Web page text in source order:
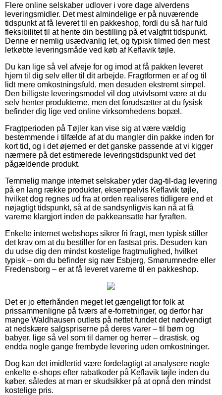
Flere online selskaber udlover i vore dage alverdens
leveringsmidler. Det mest almindelige er på nuværende
tidspunkt at få leveret til en pakkeshop, fordi du så har fuld
fleksibilitet til at hente din bestilling på et valgfrit tidspunkt.
Denne er nemlig usædvanlig let, og typisk tilmed den mest
letkøbte leveringsmåde ved køb af Keflavik tøjle.
Du kan lige så vel afveje for og imod at få pakken leveret
hjem til dig selv eller til dit arbejde. Fragtformen er af og til
lidt mere omkostningsfuld, men desuden ekstremt simpel.
Den billigste leveringsmodel vil dog utvivlsomt være at du
selv henter produkterne, men det forudsætter at du fysisk
befinder dig lige ved online virksomhedens bopæl.
Fragtperioden på Tøjler kan vise sig at være vældig
bestemmende i tilfælde af at du mangler din pakke inden for
kort tid, og i det øjemed er det ganske passende at vi kigger
nærmere på det estimerede leveringstidspunkt ved det
pågældende produkt.
Temmelig mange internet selskaber yder dag-til-dag levering
på en lang række produkter, eksempelvis Keflavik tøjle,
hvilket dog regnes ud fra at orden realiseres tidligere end et
nøjagtigt tidspunkt, så at de sandsynligvis kan nå at få
varerne klargjort inden de pakkeansatte har fyraften.
Enkelte internet webshops sikrer fri fragt, men typisk stiller
det krav om at du bestiller for en fastsat pris. Desuden kan
du udse dig den mindst kostelige fragtmulighed, hvilket
typisk – om du befinder sig nær Esbjerg, Smørumnedre eller
Fredensborg – er at få leveret varerne til en pakkeshop.
Det er jo efterhånden meget let gængeligt for folk at
prissammenligne på tværs af e-forretninger, og derfor har
mange Waldhausen outlets på nettet fundet det nødvendigt
at nedskære salgspriserne på deres varer – til børn og
babyer, lige så vel som til damer og herrer – drastisk, og
endda nogle gange frembyde levering uden omkostninger.
Dog kan det imidlertid være fordelagtigt at analysere nogle
enkelte e-shops efter rabatkoder på Keflavik tøjle inden du
køber, således at man er skudsikker på at opnå den mindst
kostelige pris.